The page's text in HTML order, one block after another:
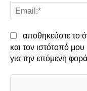
αποθηκεύστε το
και τον ιστότοπό
για την επόμενη